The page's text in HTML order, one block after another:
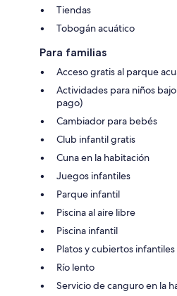
Tiendas
Tobogán acuático
Para familias
Acceso gratis al parque
Actividades para niños
pago)
Cambiador para bebés
Club infantil gratis
Cuna en la habitación
Juegos infantiles
Parque infantil
Piscina al aire libre
Piscina infantil
Platos y cubiertos infantiles
Río lento
Servicio de canguro en la